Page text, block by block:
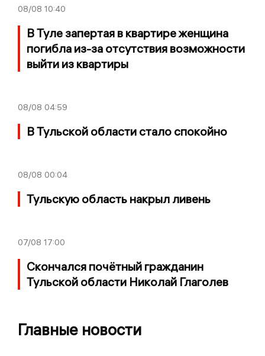
08/08 10:40
В Туле запертая в квартире женщина
погибла из-за отсутствия возможности
выйти из квартиры
08/08 04:59
В Тульской области стало спокойно
08/08 00:04
Тульскую область накрыл ливень
07/08 17:00
Скончался почётный гражданин
Тульской области Николай Глаголев
Главные новости